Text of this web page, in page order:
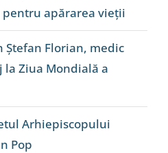
apărarea vieții
Ștefan Florian, medic
Ziua Mondială a
Arhiepiscopului
Pop